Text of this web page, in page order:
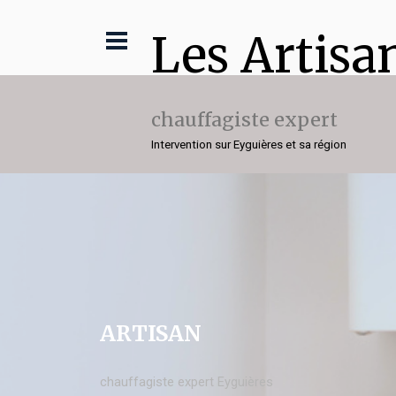
Les
chauffagiste expert
Intervention sur Eyguières et sa région
ARTISAN
chauffagiste expert Eyguières